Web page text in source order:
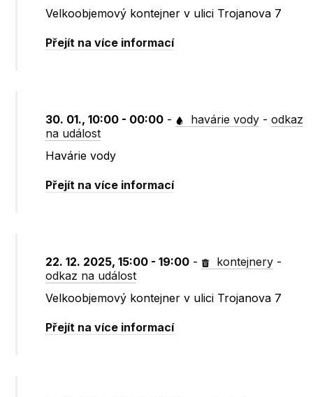
Velkoobjemový kontejner v ulici Trojanova 7
Přejít na více informací
30. 01., 10:00 - 00:00 - havárie vody -odkaz
na událost
Havárie vody
Přejít na více informací
22. 12. 2025, 15:00 - 19:00 - kontejnery -
odkaz na událost
Velkoobjemový kontejner v ulici Trojanova 7
Přejít na více informací